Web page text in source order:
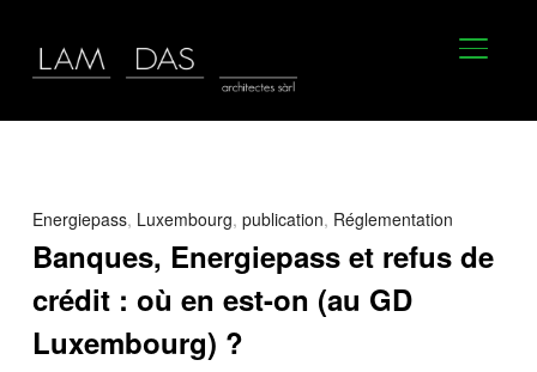
Energiepass, Luxembourg, publication, Réglementation
Banques, Energiepass et refus de
crédit : où en est-on (au GD
Luxembourg) ?